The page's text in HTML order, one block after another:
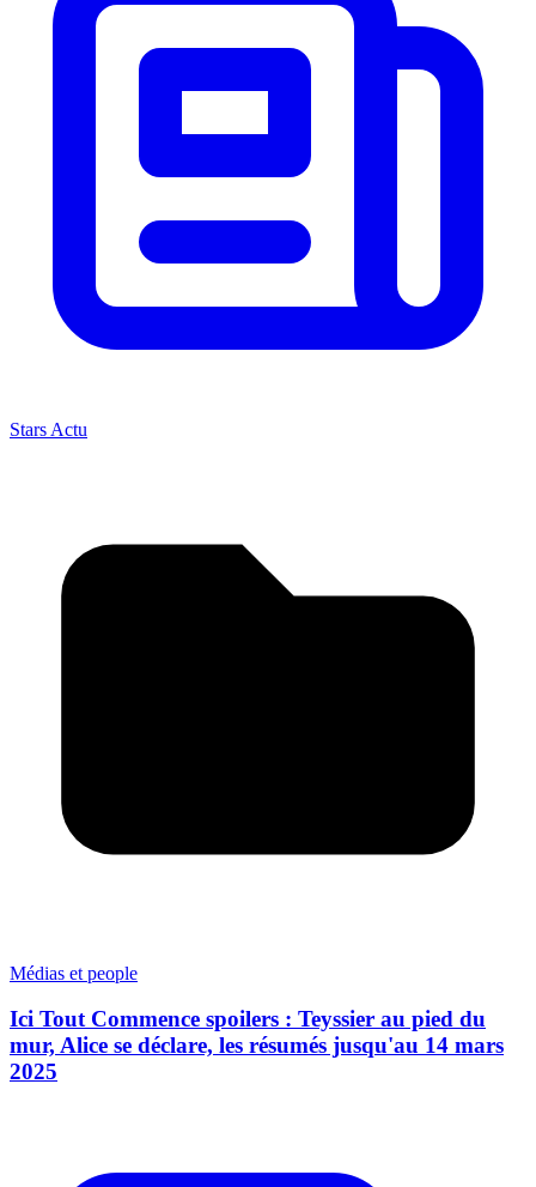
Stars Actu
Médias et people
Ici Tout Commence spoilers : Teyssier au pied du
mur, Alice se déclare, les résumés jusqu'au 14 mars
2025